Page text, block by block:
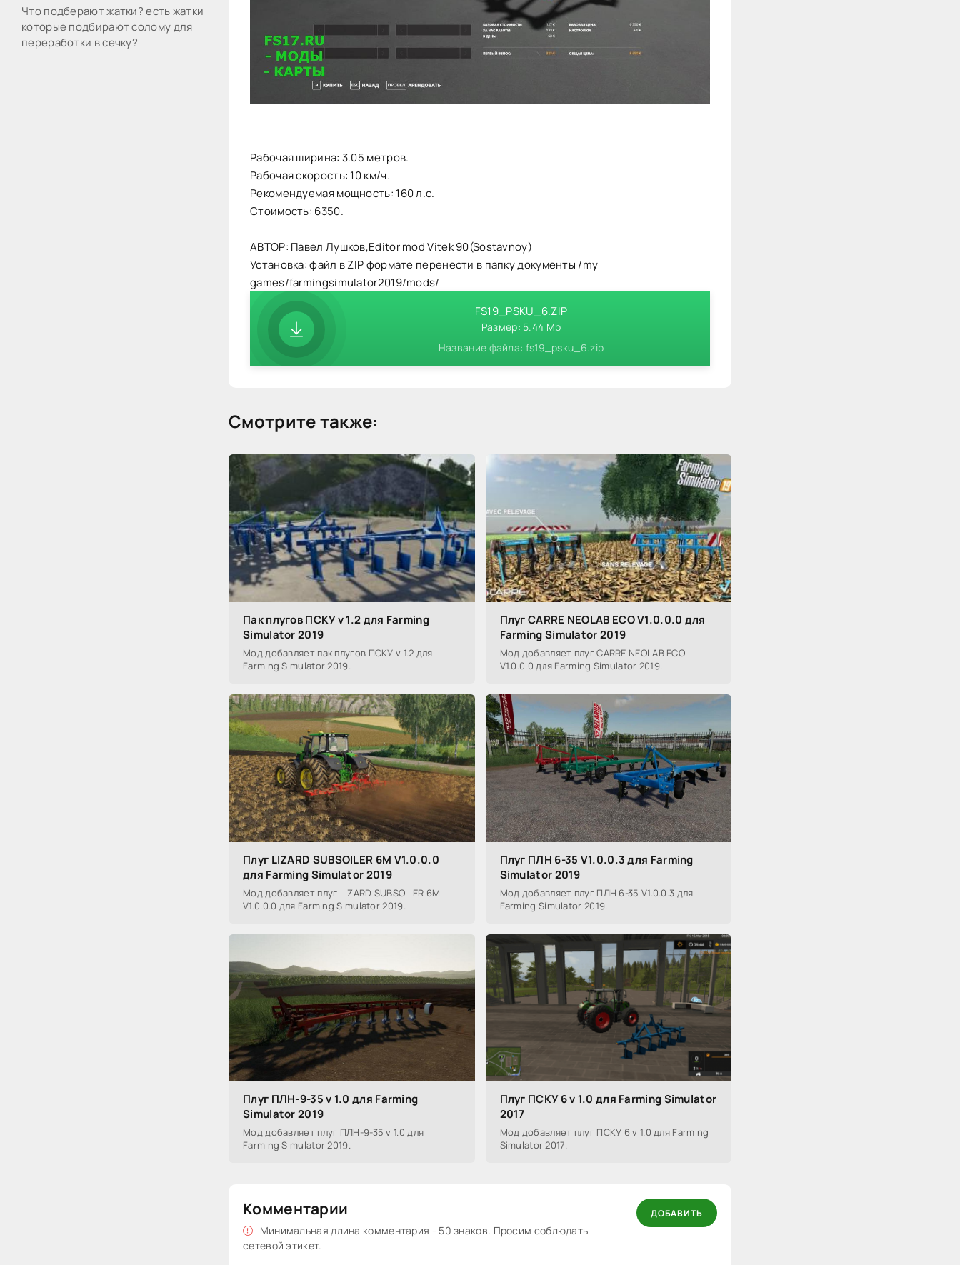
Что подберают жатки? есть жатки
которые подбирают солому для
переработки в сечку?
Рабочая ширина: 3.05 метров.
Рабочая скорость: 10 км/ч.
Рекомендуемая мощность: 160 л.с.
Стоимость: 6350.
АВТОР: Павел Лушков,Editor mod Vitek 90(Sostavnoy)
Установка: файл в ZIP формате перенести в папку документы /my
games/farmingsimulator2019/mods/
FS19_PSKU_6.ZIP
Размер: 5.44 Mb
Название файла: fs19_psku_6.zip
Смотрите также:
Пак плугов ПСКУ v 1.2 для Farming
Simulator 2019
Мод добавляет пак плугов ПСКУ v 1.2 для
Farming Simulator 2019.
Плуг CARRE NEOLAB ECO V1.0.0.0 для
Farming Simulator 2019
Мод добавляет плуг CARRE NEOLAB ECO
V1.0.0.0 для Farming Simulator 2019.
Плуг LIZARD SUBSOILER 6M V1.0.0.0
для Farming Simulator 2019
Мод добавляет плуг LIZARD SUBSOILER 6M
V1.0.0.0 для Farming Simulator 2019.
Плуг ПЛН 6-35 V1.0.0.3 для Farming
Simulator 2019
Мод добавляет плуг ПЛН 6-35 V1.0.0.3 для
Farming Simulator 2019.
Плуг ПЛН-9-35 v 1.0 для Farming
Simulator 2019
Мод добавляет плуг ПЛН-9-35 v 1.0 для
Farming Simulator 2019.
Плуг ПСКУ 6 v 1.0 для Farming Simulator
2017
Мод добавляет плуг ПСКУ 6 v 1.0 для Farming
Simulator 2017.
Комментарии
Минимальная длина комментария - 50 знаков. Просим соблюдать
сетевой этикет.
ДОБАВИТЬ